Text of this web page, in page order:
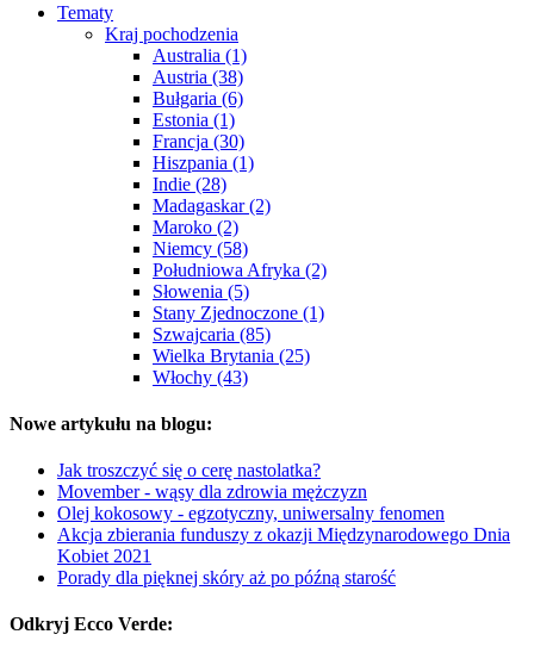
Tematy
Kraj pochodzenia
Australia (1)
Austria (38)
Bułgaria (6)
Estonia (1)
Francja (30)
Hiszpania (1)
Indie (28)
Madagaskar (2)
Maroko (2)
Niemcy (58)
Południowa Afryka (2)
Słowenia (5)
Stany Zjednoczone (1)
Szwajcaria (85)
Wielka Brytania (25)
Włochy (43)
Nowe artykułu na blogu:
Jak troszczyć się o cerę nastolatka?
Movember - wąsy dla zdrowia mężczyzn
Olej kokosowy - egzotyczny, uniwersalny fenomen
Akcja zbierania funduszy z okazji Międzynarodowego Dnia
Kobiet 2021
Porady dla pięknej skóry aż po późną starość
Odkryj Ecco Verde: